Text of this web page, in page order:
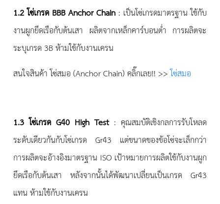
1.2โซ่เกรดBBBAnchorChain: เป็นโซ่เกรดมาตรฐาน ใช้กับ
งานผูกยึดเรือกับต้นเสา ผลิตจากเหล็กคาร์บอนต่ำ การผลิตจะ
ระบุเกรด 3B ห้ามใช้กับงานเครน
สนใจสินค้า โซ่สมอ (Anchor Chain) คลิ๊กเลย!! >>โซ่สมอ
1.3โซ่เกรดG40 HighTest: คุณสมบัติเชิงกลการรับโหลด
ระดับเดียวกันกับโซ่เกรด Gr43 แต่ขนาดของข้อโซ่จะเล็กกว่า
การผลิตจะอ้างอิงมาตรฐาน ISO เป้าหมายการผลิตใช้กับงานผูก
ยึดเรือกับต้นเสา หลังจากนั้นได้พัฒนาเปลี่ยนเป็นเกรด Gr43
แทน ห้ามใช้กับงานเครน